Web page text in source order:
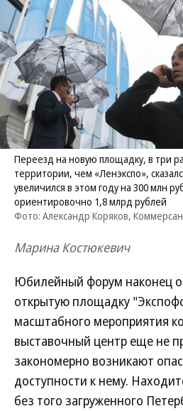
Переезд на новую площадку, в три
территории, чем «Ленэкспо»,
увеличился в этом году на 300 млн
ориентировочно 1,8 млрд рублей
Фото: Александр Коряков,
Марина Костюкевич
Юбилейный форум наконец
открытую площадку
масштабного мероприятия
выставочный центр еще не
закономерно возникают
доступности к нему.
без того загруженного